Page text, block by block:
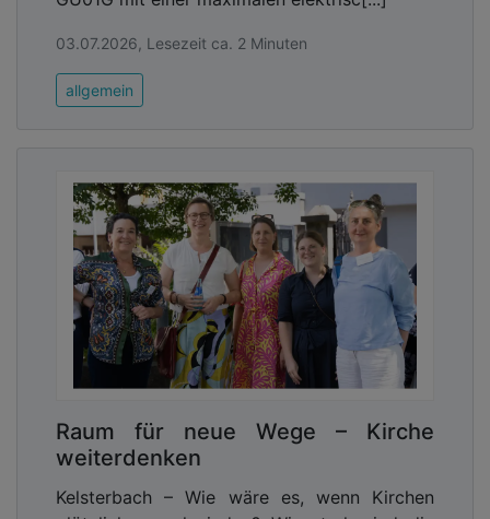
03.07.2026, Lesezeit ca. 2 Minuten
allgemein
Raum für neue Wege – Kirche
weiterdenken
Kelsterbach – Wie wäre es, wenn Kirchen